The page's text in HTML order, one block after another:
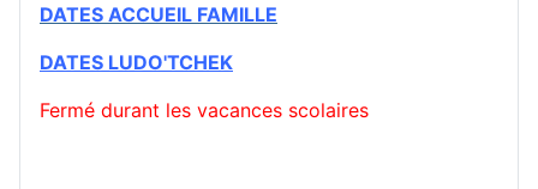
DATES ACCUEIL FAMILLE
DATES LUDO'TCHEK
Fermé durant les vacances scolaires